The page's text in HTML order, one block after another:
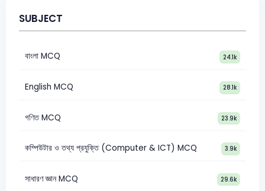
SUBJECT
বাংলা MCQ 24.1k
English MCQ 28.1k
গণিত MCQ 23.9k
কম্পিউটার ও তথ্য প্রযুক্তি (Computer & ICT) MCQ 3.9k
সাধারণ জ্ঞান MCQ 29.6k